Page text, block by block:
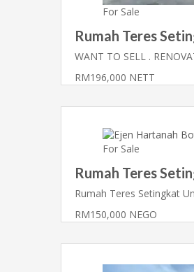
For Sale
Rumah Teres
WANT TO SELL .
RM196,000 NETT
For Sale
Rumah Teres
Rumah Teres Setingkat
RM150,000 NEGO